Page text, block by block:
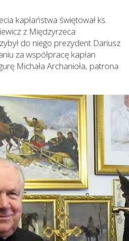
kapłaństwa świętował ks.
z Międzyrzeca
do niego prezydent Dariusz
za współpracę kapłan
Michała Archanioła, patrona